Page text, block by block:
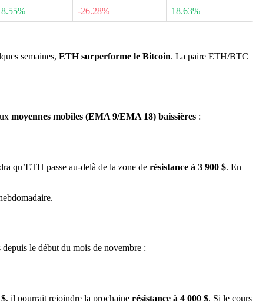
8.55% -26.28% 18.63%
semaines, ETH surperforme le Bitcoin. La paire ETH/BTC
moyennes mobiles (EMA 9/EMA 18) baissières :
qu’ETH passe au-delà de la zone de résistance à 3 900 $. En
le début du mois de novembre :
, il pourrait rejoindre la prochaine résistance à 4 000 $. Si le cours